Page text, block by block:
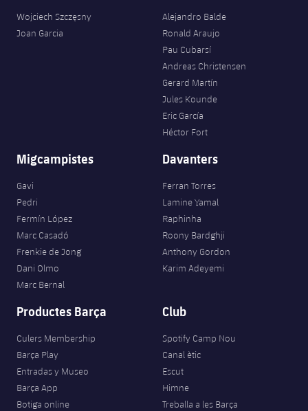
Wojciech Szczęsny
Joan Garcia
Alejandro Balde
Ronald Araujo
Pau Cubarsí
Andreas Christensen
Gerard Martín
Jules Kounde
Eric García
Héctor Fort
Migcampistes
Gavi
Pedri
Fermín López
Marc Casadó
Frenkie de Jong
Dani Olmo
Marc Bernal
Davanters
Ferran Torres
Lamine Yamal
Raphinha
Roony Bardghji
Anthony Gordon
Karim Adeyemi
Productes Barça
Culers Membership
Barça Play
Entradas y Museo
Barça App
Botiga online
Club
Spotify Camp Nou
Canal ètic
Escut
Himne
Treballa a les Barça